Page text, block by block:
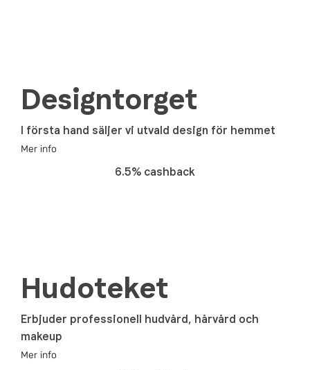
Designtorget
I första hand säljer vi utvald design för hemmet
Mer info
6.5% cashback
Hudoteket
Erbjuder professionell hudvård, hårvård och
makeup
Mer info